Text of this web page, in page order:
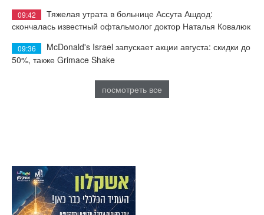
09:42
Тяжелая утрата в больнице Ассута Ашдод:
скончалась известный офтальмолог доктор Наталья Ковалюк
09:36
McDonald's Israel запускает акции августа: скидки до
50%, также Grimace Shake
посмотреть все